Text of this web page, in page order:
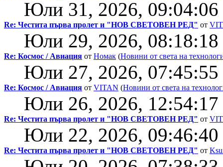
Юли 31, 2026, 09:04:06
Re: Честита първа пролет и "НОВ СВЕТОВЕН РЕД" от
Юли 29, 2026, 08:18:18
Re: Космос / Авиация от Номак (Новини от света на
Юли 27, 2026, 07:45:55
Re: Космос / Авиация от VITAN (Новини от света на
Юли 26, 2026, 12:54:17
Re: Честита първа пролет и "НОВ СВЕТОВЕН РЕД" от
Юли 22, 2026, 09:46:40
Re: Честита първа пролет и "НОВ СВЕТОВЕН РЕД" от